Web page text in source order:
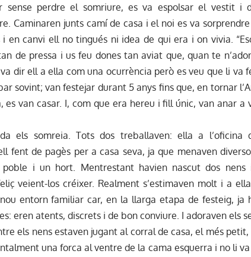
sense perdre el somriure, es va espolsar el vestit i
Caminaren junts camí de casa i el noi es va
i en canvi ell no tingués ni idea de qui era i on vivia.
de pressa i us feu dones tan aviat que, quan te
dir ell a ella com una ocurrència però es veu que li va
sovint; van festejar durant 5 anys fins que, en tornar
van casar. I, com que era hereu i fill únic, van anar a
els somreia. Tots dos treballaven: ella a l’oficina
fent de pagès per a casa seva, ja que menaven
i un hort. Mentrestant havien nascut dos nens
veient-los créixer. Realment s’estimaven molt i a
entorn familiar car, en la llarga etapa de festeig, ja
eren atents, discrets i de bon conviure. I adoraven els
els nens estaven jugant al corral de casa, el més petit,
una forca al ventre de la cama esquerra i no li